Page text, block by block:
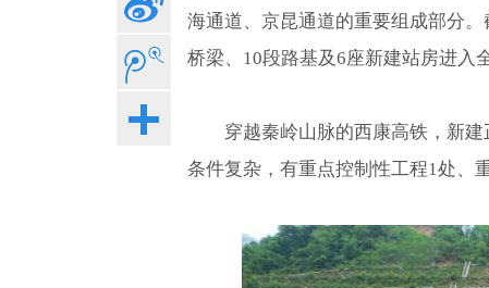
海通道、京昆通道的重要组成部分
桥梁、10段路基及6座新建站房进入
穿越秦岭山脉的西康高铁，新
条件复杂，有重点控制性工程1处、